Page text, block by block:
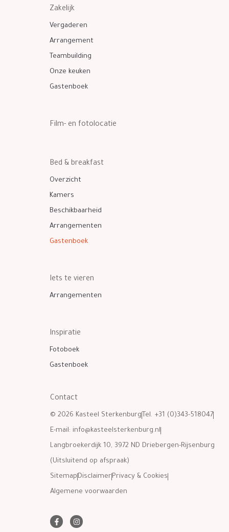
Zakelijk
Vergaderen
Arrangement
Teambuilding
Onze keuken
Gastenboek
Film- en fotolocatie
Bed & breakfast
Overzicht
Kamers
Beschikbaarheid
Arrangementen
Gastenboek
Iets te vieren
Arrangementen
Inspiratie
Fotoboek
Gastenboek
Contact
© 2026 Kasteel Sterkenburg Tel. +31 (0)343-518047
E-mail: info@kasteelsterkenburg.nl
Langbroekerdijk 10, 3972 ND Driebergen-Rijsenburg
(Uitsluitend op afspraak)
Sitemap Disclaimer Privacy & Cookies
Algemene voorwaarden
F
a
I
n